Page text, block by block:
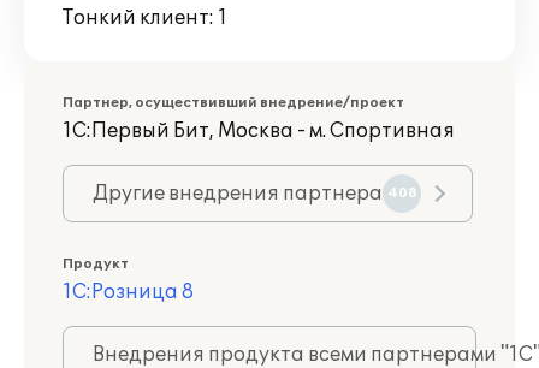
Тонкий клиент: 1
Партнер, осуществивший внедрение/проект
1С:Первый Бит, Москва - м. Спортивная
Другие внедрения партнера 408
Продукт
1С:Розница 8
Внедрения продукта всеми партнерами